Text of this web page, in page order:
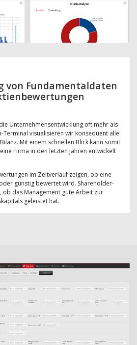
von Fundamentaldaten
Unternehmensentwicklung oft mehr als
Terminal visualisieren wir konsequent alle
Mit einem schnellen Blick kann somit
Firma in den letzten Jahren entwickelt
im Zeitverlauf zeigen, ob eine
günstig bewertet wird. Shareholder-
ob das Management gute Arbeit zur
geleistet hat.